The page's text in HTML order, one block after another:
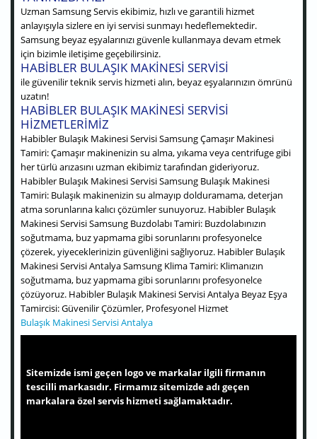
Uzman Samsung Servis ekibimiz, hızlı ve garantili hizmet
anlayışıyla sizlere en iyi servisi sunmayı hedeflemektedir.
Samsung beyaz eşyalarınızı güvenle kullanmaya devam etmek
için bizimle iletişime geçebilirsiniz.
HABIBLER BULAŞIK MAKINESI SERVISI
ile güvenilir teknik servis hizmeti alın, beyaz eşyalarınızın ömrünü
uzatın!
HABIBLER BULAŞIK MAKINESI SERVISI
HIZMETLERIMIZ
Habibler Bulaşık Makinesi Servisi Samsung Çamaşır Makinesi
Tamiri: Çamaşır makinenizin su alma, yıkama veya centrifuge gibi
her türlü arızasını uzman ekibimiz tarafından gideriyoruz.
Habibler Bulaşık Makinesi Servisi Samsung Bulaşık Makinesi
Tamiri: Bulaşık makinenizin su almayıp dolduramama, deterjan
atma sorunlarına kalıcı çözümler sunuyoruz. Habibler Bulaşık
Makinesi Servisi Samsung Buzdolabı Tamiri: Buzdolabınızın
soğutmama, buz yapmama gibi sorunlarını profesyonelce
çözerek, yiyeceklerinizin güvenliğini sağlıyoruz. Habibler Bulaşık
Makinesi Servisi Antalya Samsung Klima Tamiri: Klimanızın
soğutmama, buz yapmama gibi sorunlarını profesyonelce
çözüyoruz. Habibler Bulaşık Makinesi Servisi Antalya Beyaz Eşya
Tamircisi: Güvenilir Çözümler, Profesyonel Hizmet
Bulaşık Makinesi Servisi Antalya
Sitemizde ismi geçen logo ve markalar ilgili firmanın
tescilli markasıdır. Firmamız sitemizde adı geçen
markalara özel servis hizmeti sağlamaktadır.